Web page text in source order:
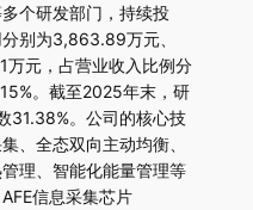
个研发部门，持续投
别为3,863.89万元、
元，占营业收入比例分
。截至2025年末，研
31.38%。公司的核心技
、全态双向主动均衡、
理、智能化能量管理等
信息采集芯片